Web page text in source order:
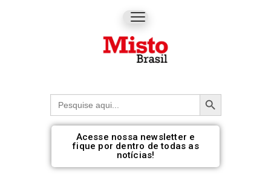
Procurar: Botão de pesquisa
Acesse nossa newsletter e
fique por dentro de todas as
notícias!